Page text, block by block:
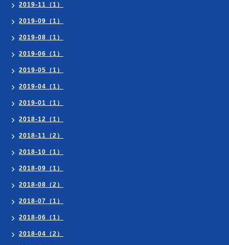
2019-11（1）
2019-09（1）
2019-08（1）
2019-06（1）
2019-05（1）
2019-04（1）
2019-01（1）
2018-12（1）
2018-11（2）
2018-10（1）
2018-09（1）
2018-08（2）
2018-07（1）
2018-06（1）
2018-04（2）